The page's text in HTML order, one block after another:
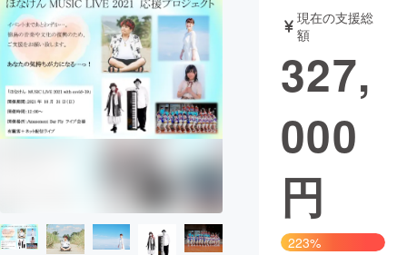
アート・写真 音楽
テクノロジー・ガジェット ゲーム・サ
映像・映画
ビジネス・起業
まちづくり・地域活性化
現在の支援総
額
327,
000
円
223%